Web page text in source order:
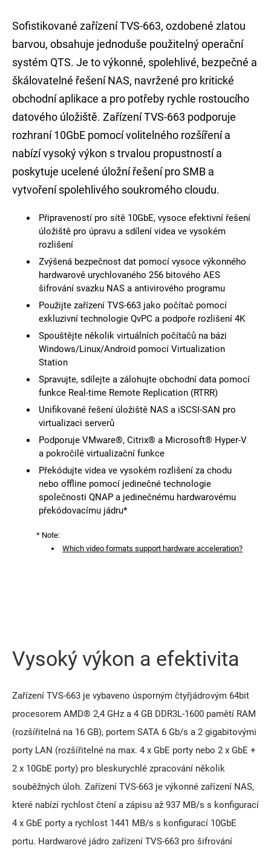
Sofistikované zařízení TVS-663, ozdobené zlatou
barvou, obsahuje jednoduše použitelný operační
systém QTS. Je to výkonné, spolehlivé, bezpečné a
škálovatelné řešení NAS, navržené pro kritické
obchodní aplikace a pro potřeby rychle rostoucího
datového úložiště. Zařízení TVS-663 podporuje
rozhraní 10GbE pomocí volitelného rozšíření a
nabízí vysoký výkon s trvalou propustností a
poskytuje ucelené úložní řešení pro SMB a
vytvoření spolehlivého soukromého cloudu.
Připraveností pro sítě 10GbE, vysoce efektivní řešení
úložiště pro úpravu a sdílení videa ve vysokém
rozlišení
Zvýšená bezpečnost dat pomocí vysoce výkonného
hardwarově urychlovaného 256 bitového AES
šifrování svazku NAS a antivirového programu
Použijte zařízení TVS-663 jako počítač pomocí
exkluzivní technologie QvPC a podpoře rozlišení 4K
Spouštějte několik virtuálních počítačů na bázi
Windows/Linux/Android pomocí Virtualization
Station
Spravujte, sdílejte a zálohujte obchodní data pomocí
funkce Real-time Remote Replication (RTRR)
Unifikované řešení úložiště NAS a iSCSI-SAN pro
virtualizaci serverů
Podporuje VMware®, Citrix® a Microsoft® Hyper-V
a pokročilé virtualizační funkce
Překódujte videa ve vysokém rozlišení za chodu
nebo offline pomocí jedinečné technologie
společnosti QNAP a jedinečnému hardwarovému
překódovacímu jádru*
* Note:
Which video formats support hardware acceleration?
Vysoký výkon a efektivita
Zařízení TVS-663 je vybaveno úsporným čtyřjádrovým 64bit
procesorem AMD® 2,4 GHz a 4 GB DDR3L-1600 pamětí RAM
(rozšířitelná na 16 GB), portem SATA 6 Gb/s a 2 gigabitovými
porty LAN (rozšířitelné na max. 4 x GbE porty nebo 2 x GbE +
2 x 10GbE porty) pro bleskurychlé zpracování několik
souběžných úloh. Zařízení TVS-663 je výkonné zařízení NAS,
které nabízí rychlost čtení a zápisu až 937 MB/s s konfigurací
4 x GbE porty a rychlost 1441 MB/s s konfigurací 10GbE
portu. Hardwarové jádro zařízení TVS-663 pro šifrování